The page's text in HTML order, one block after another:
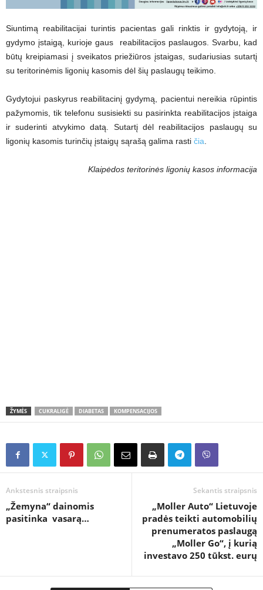
Siuntimą reabilitacijai turintis pacientas gali rinktis ir gydytoją, ir
gydymo įstaigą, kurioje gaus reabilitacijos paslaugos. Svarbu, kad
būtų kreipiamasi į sveikatos priežiūros įstaigas, sudariusias sutartį
su teritorinėmis ligonių kasomis dėl šių paslaugų teikimo.
Gydytojui paskyrus reabilitacinį gydymą, pacientui nereikia rūpintis
pažymomis, tik telefonu susisiekti su pasirinkta reabilitacijos įstaiga
ir suderinti atvykimo datą. Sutartį dėl reabilitacijos paslaugų su
ligonių kasomis turinčių įstaigų sąrašą galima rasti čia
Klaipėdos teritorinės ligonių kasos informacija
ŽYMĖS CUKRALIGĖ DIABETAS KOMPENSACIJOS
Ankstesnis straipsnis
„Žemyna“ dainomis
pasitinka vasarą…
Sekantis straipsnis
„Moller Auto“ Lietuvoje
pradės teikti automobilių
prenumeratos paslaugą
„Moller Go“, į kurią
investavo 250 tūkst. eurų